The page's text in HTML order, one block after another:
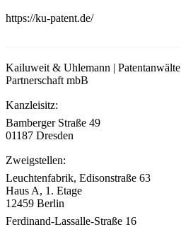
https://ku-patent.de/
Kailuweit & Uhlemann | Patentanwälte
Partnerschaft mbB
Kanzleisitz:
Bamberger Straße 49
01187 Dresden
Zweigstellen:
Leuchtenfabrik, Edisonstraße 63
Haus A, 1. Etage
12459 Berlin
Ferdinand-Lassalle-Straße 16